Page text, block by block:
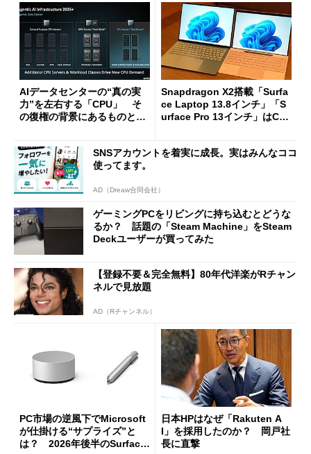
AIデータセンターの“真の実
力”を左右する「CPU」 そ
の復権の背景にあるものと
Snapdragon X2搭載「Surfa
ce Laptop 13.8インチ」「S
urface Pro 13インチ」はCop
た
SNSアカウントを着実に成長。実はみんなココ
使ってます。
AD（Dreaw合同会社）
ゲーミングPCをリビングに持ち込むとどうな
るか？ 話題の「Steam Machine」をSteam
Deckユーザーが買ってみた
【登録不要＆完全無料】80年代洋楽がRチャン
ネルで見放題
AD（Rチャンネル）
PC市場の逆風下でMicrosoft
が仕掛ける“サプライズ”と
は？ 2026年後半のSurface
日本HPはなぜ「Rakuten A
I」を採用したのか？ 岡戸社
長に直撃